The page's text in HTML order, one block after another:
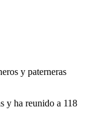
y paterneras
y ha reunido a 118